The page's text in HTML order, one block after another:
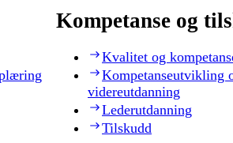
Kompetanse og
Kvalitet og
Kompetanseutvikling
videreutdanning
Lederutdanning
Tilskudd